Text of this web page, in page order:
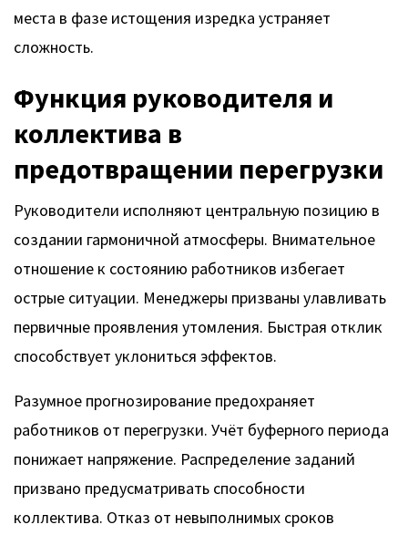
места в фазе истощения изредка устраняет
сложность.
Функция руководителя и
коллектива в
предотвращении перегрузки
Руководители исполняют центральную позицию в
создании гармоничной атмосферы. Внимательное
отношение к состоянию работников избегает
острые ситуации. Менеджеры призваны улавливать
первичные проявления утомления. Быстрая отклик
способствует уклониться эффектов.
Разумное прогнозирование предохраняет
работников от перегрузки. Учёт буферного периода
понижает напряжение. Распределение заданий
призвано предусматривать способности
коллектива. Отказ от невыполнимых сроков